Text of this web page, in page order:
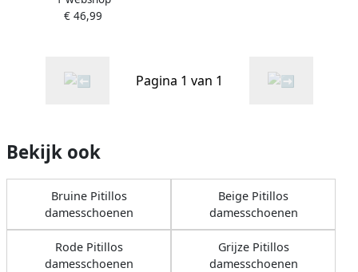
€ 46,99
Pagina 1 van 1
Bekijk ook
Bruine Pitillos
damesschoenen
Beige Pitillos
damesschoenen
Rode Pitillos
damesschoenen
Grijze Pitillos
damesschoenen